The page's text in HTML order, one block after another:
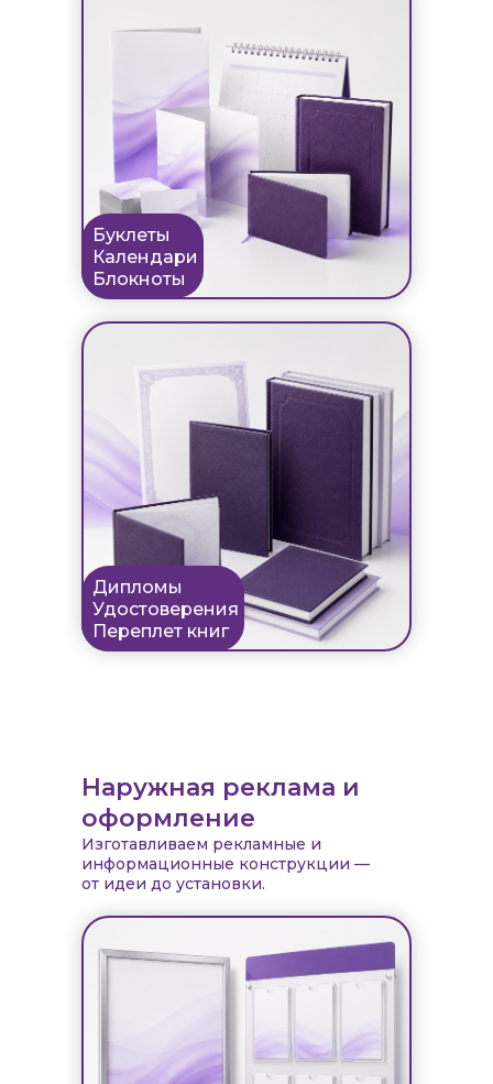
Буклеты
Календари
Блокноты
Дипломы
Удостоверения
Переплет книг
Наружная реклама и
оформление
Изготавливаем рекламные и
информационные конструкции —
от идеи до установки.